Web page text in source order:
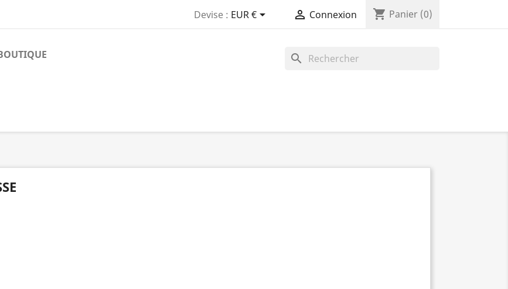
Devise : EUR €  Connexion shopping_cart Panier (0)
search